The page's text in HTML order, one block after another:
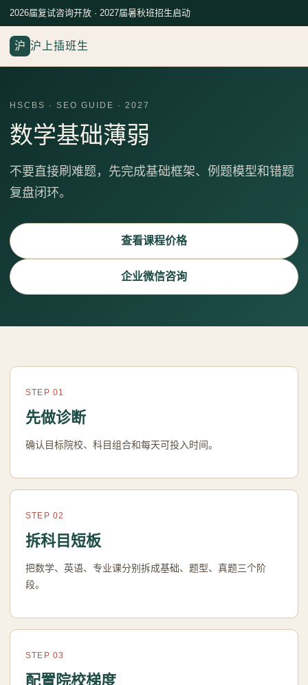
2026届复试咨询开放 · 2027届暑秋班招生启动
沪 沪上插班生
HSCBS · SEO GUIDE · 2027
数学基础薄弱
不要直接刷难题，先完成基础框架、例题模型和错题
复盘闭环。
查看课程价格
企业微信咨询
STEP 01
先做诊断
确认目标院校、科目组合和每天可投入时间。
STEP 02
拆科目短板
把数学、英语、专业课分别拆成基础、题型、真题三个阶
段。
STEP 03
配置院校梯度